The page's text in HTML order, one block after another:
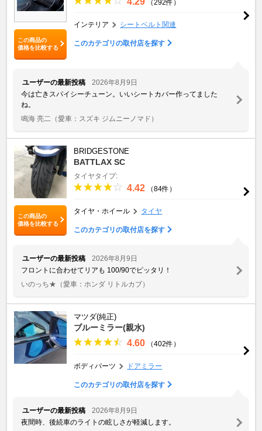
この商品の
価格を比較する
（292件）
インテリア シートベルト関連
このカテゴリの取付店を探す
ユーザーの最新投稿
2026年8月9日
今は亡きスパイシーチューン。いいシートカバー作ってました
ね。
鳴海 亮二
（愛車：スズキ ジムニーノマド）
この商品の
価格を比較する
BRIDGESTONE
BATTLAX SC
タイヤタイプ:
4.42 （84件）
タイヤ・ホイール タイヤ
このカテゴリの取付店を探す
ユーザーの最新投稿
2026年8月9日
フロントに合わせてリアも 100/90でピッタリ！
いのっち★ （愛車：ホンダ リトルカブ）
マツダ(純正)
ブルーミラー(親水)
4.60 （402件）
ボディパーツ ドアミラー
このカテゴリの取付店を探す
ユーザーの最新投稿
2026年8月9日
夜間時、後続車のライトの眩しさが軽減します。